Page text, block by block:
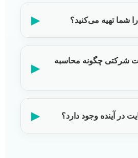
را شما تهیه می‌کنید؟ ▶
شرکتی چگونه محاسبه
▶
در آینده وجود دارد؟ ▶